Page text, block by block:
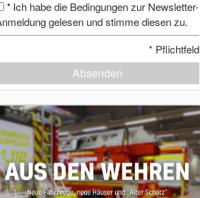
* Ich habe die Bedingungen zur Newsletter-
gelesen und stimme diesen zu.
* Pflichtfeld
Absenden